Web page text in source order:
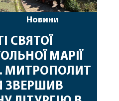
Новини
СВЯТОЇ
МАРІЇ
МИТРОПОЛИТ
ЗВЕРШИВ